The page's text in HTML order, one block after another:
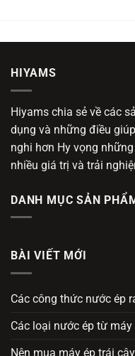
HIYAMS
Hiyams chia sẻ về các
dụng và những điều
nghi hơn Hy vọng
nhiều giá trị và trải
DANH MỤC SẢN
BÀI VIẾT MỚI
Các công thức nước ép
Các loại nước ép từ máy
Nên mua máy ép trái